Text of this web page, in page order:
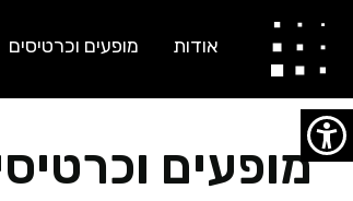
אודות מופעים וכרטיסים
מופעים